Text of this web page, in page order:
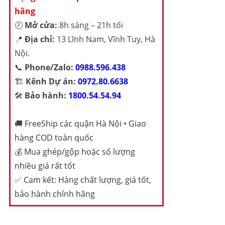
hãng
🕗 Mở cửa: 8h sáng – 21h tối
📍 Địa chỉ: 13 Lĩnh Nam, Vĩnh Tuy, Hà
Nội.
📞 Phone/Zalo: 0988.596.438
🏗️ Kênh Dự án: 0972.80.6638
🛠️ Bảo hành: 1800.54.54.94
🚚 FreeShip các quận Hà Nội • Giao
hàng COD toàn quốc
💰 Mua ghép/gộp hoặc số lượng
nhiều giá rất tốt
✅ Cam kết: Hàng chất lượng, giá tốt,
bảo hành chính hãng